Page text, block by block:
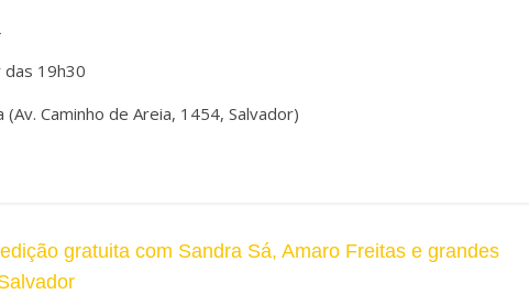
19h30
(Av. Caminho de Areia, 1454, Salvador)
gratuita com Sandra Sá, Amaro Freitas e grandes